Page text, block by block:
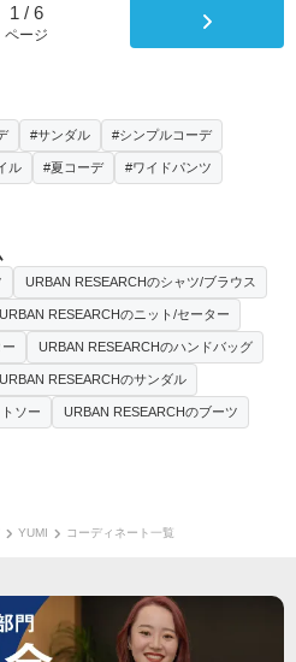
1 / 6
ページ
#サンダル #シンプルコーデ
ル #夏コーデ #ワイドパンツ
URBAN RESEARCHのシャツ/ブラウス
URBAN RESEARCHのニット/セーター
URBAN RESEARCHのハンドバッグ
URBAN RESEARCHのサンダル
ソー URBAN RESEARCHのブーツ
YUMI コーディネート一覧